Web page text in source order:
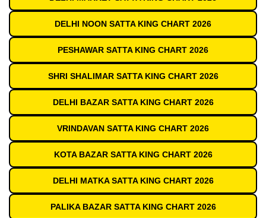
DELHI NOON SATTA KING CHART 2026
PESHAWAR SATTA KING CHART 2026
SHRI SHALIMAR SATTA KING CHART 2026
DELHI BAZAR SATTA KING CHART 2026
VRINDAVAN SATTA KING CHART 2026
KOTA BAZAR SATTA KING CHART 2026
DELHI MATKA SATTA KING CHART 2026
PALIKA BAZAR SATTA KING CHART 2026